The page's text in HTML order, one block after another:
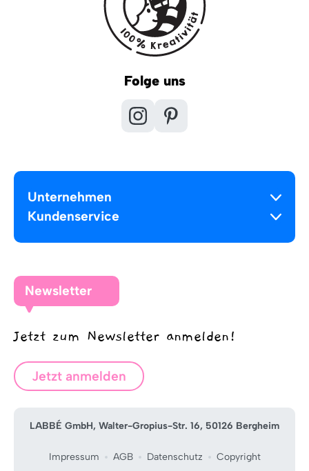
Folge uns
Unternehmen
Kundenservice
Newsletter
Jetzt zum Newsletter anmelden!
Jetzt anmelden
LABBÉ GmbH, Walter-Gropius-Str. 16, 50126 Bergheim
Impressum AGB Datenschutz Copyright